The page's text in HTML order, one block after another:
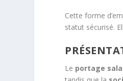
Cette forme
statut sécurisé.
Le portage